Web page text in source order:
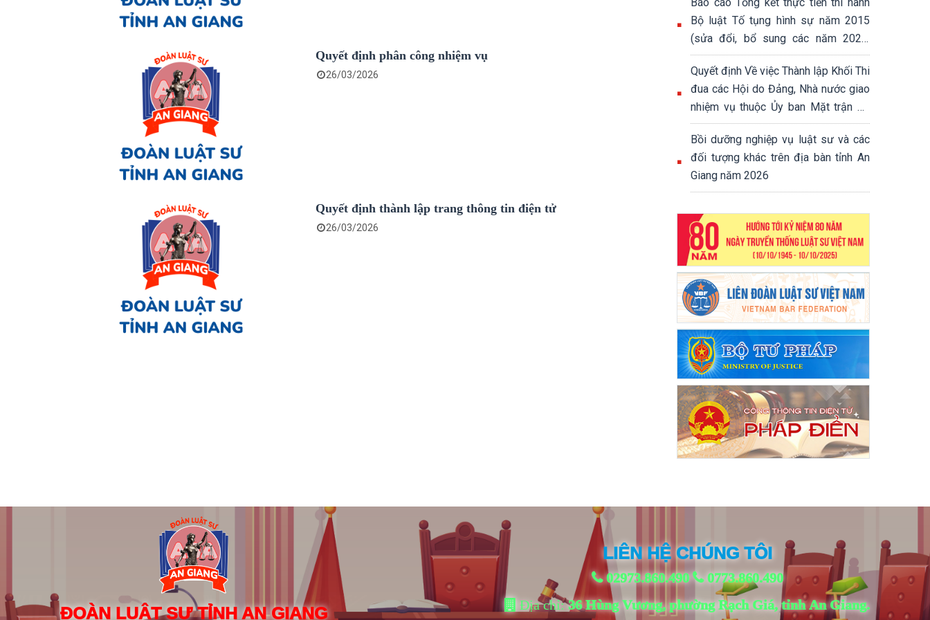
Quyết định phân công nhiệm vụ
26/03/2026
Quyết định thành lập trang thông tin điện tử
26/03/2026
Bộ luật Tố tụng hình sự năm 2015
(sửa đổi, bổ sung các năm 2021,
2024 và 2025)
Quyết định Về việc Thành lập Khối Thi
đua các Hội do Đảng, Nhà nước giao
nhiệm vụ thuộc Ủy ban Mặt trận Tổ
quốc Việt Nam tỉnh
Bồi dưỡng nghiệp vụ luật sư và các
đối tượng khác trên địa bàn tỉnh An
Giang năm 2026
ĐOÀN LUẬT SƯ TỈNH AN GIANG
LIÊN HỆ CHÚNG TÔI
02973.860.490
0773.860.490
Địa chỉ:36 Hùng Vương, phường Rạch Giá, tỉnh An Giang.